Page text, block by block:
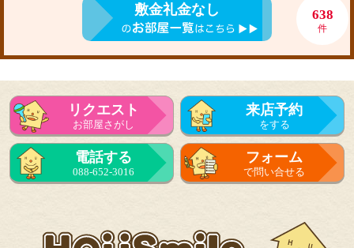
敷金礼金なし 638
件
リクエスト
お部屋さがし
来店予約
をする
電話する
088-652-3016
フォーム
で問い合せる